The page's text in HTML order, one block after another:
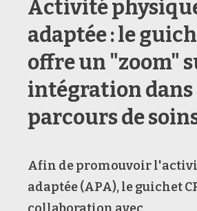
Activité
adaptée : le
offre un "zoom"
intégration dans
parcours de
Afin de promouvoir
adaptée (APA), le guichet